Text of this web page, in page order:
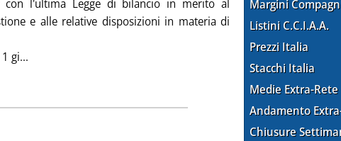
con l'ultima Legge di bilancio in merito al
e alle relative disposizioni in materia di
gi... Leggi tutta la notizia: 'Gpl, chiarimenti Mise su monitoraggio
Margini
Listini C.C.I.A.A.
Prezzi Italia
Stacchi Italia
Medie Extra-Rete
Andamento
Chiusure